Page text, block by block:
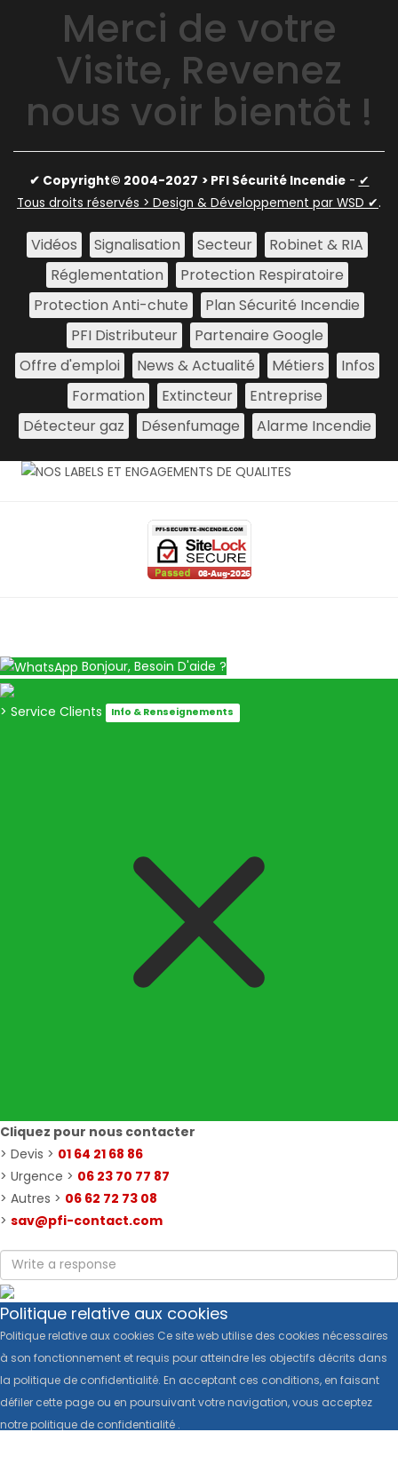
Merci de votre
Visite, Revenez
nous voir bientôt !
✔ Copyright© 2004-2027 > PFI Sécurité Incendie- ✔
Tous droits réservés > Design & Développement par WSD ✔.
Vidéos Signalisation Secteur
Robinet & RIA
Réglementation
Protection Respiratoire
Protection Anti-chute
Plan Sécurité Incendie
PFI Distributeur
Partenaire Google
Offre d'emploi
News & Actualité Métiers
Infos
Formation
Extincteur
Entreprise
Détecteur gaz
Désenfumage Alarme Incendie
Bonjour, Besoin D'aide ?
> Service Clients Info & Renseignements
Cliquez pour nous contacter
> Devis > 01 64 21 68 86
> Urgence > 06 23 70 77 87
> Autres > 06 62 72 73 08
> sav@pfi-contact.com
Politique relative aux cookies
Politique relative aux cookies Ce site web utilise des cookies nécessaires
à son fonctionnement et requis pour atteindre les objectifs décrits dans
la politique de confidentialité. En acceptant ces conditions, en faisant
défiler cette page ou en poursuivant votre navigation, vous acceptez
notre politique de confidentialité .